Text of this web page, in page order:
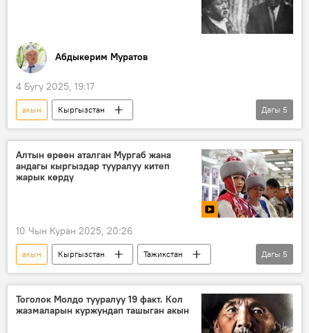
Абдыкерим Муратов
4 Бугу 2025, 19:17
акын
Кыргызстан
Улуу Ата Мекендик согуштагы Жеңишке 80 жыл
Улуу Ата Мекендик согуш
Темиркул Үмөталиев
Кыргыздын көркөм өнөрү, белгилүү инсандары жөнүндө фактылар
Дагы 5
Алтын өрөөн аталган Мургаб жана
андагы кыргыздар тууралуу китеп
жарык көрдү
10 Чын Куран 2025, 20:26
акын Кыргызстан
Тажикстан
Памир
Мургаб
кыргыздар
Дагы 5
Тоголок Молдо тууралуу 19 факт. Кол
жазмаларын куржундап ташыган акын